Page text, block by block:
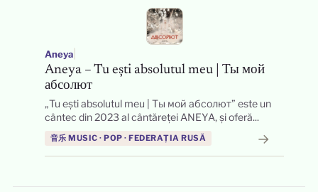
Aneya|
Aneya – Tu ești absolutul meu | Ты мой
абсолют
„Tu ești absolutul meu | Ты мой абсолют” este un
cântec din 2023 al cântăreței ANEYA, și oferă...
音乐 MUSIC · POP · FEDERAȚIA RUSĂ →